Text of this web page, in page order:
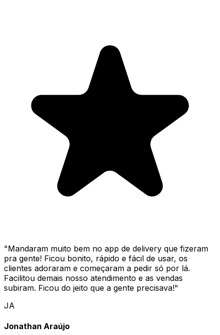
"Mandaram muito bem no app de delivery que fizeram
pra gente! Ficou bonito, rápido e fácil de usar, os
clientes adoraram e começaram a pedir só por lá.
Facilitou demais nosso atendimento e as vendas
subiram. Ficou do jeito que a gente precisava!"
JA
Jonathan Araújo